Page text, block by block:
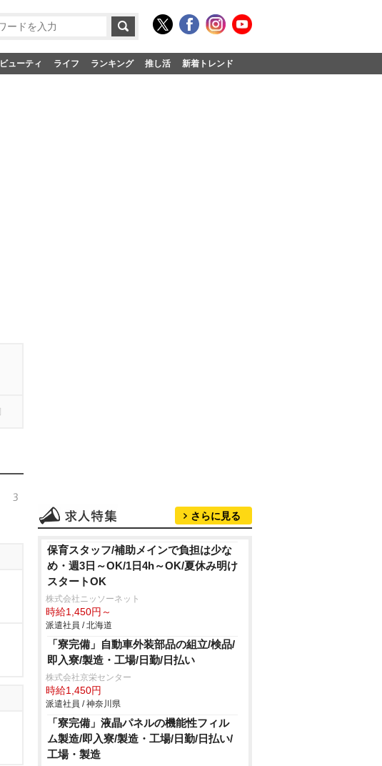
ビューティ ライフ ランキング 推し活 新着トレンド
3
さらに見る
保育スタッフ/補助メインで負担は少な
め・週3日～OK/1日4h～OK/夏休み明け
スタートOK
株式会社ニッソーネット
時給1,450円～
派遣社員 / 北海道
「寮完備」自動車外装部品の組立/検品/
即入寮/製造・工場/日勤/日払い
株式会社京栄センター
時給1,450円
派遣社員 / 神奈川県
「寮完備」液晶パネルの機能性フィル
ム製造/即入寮/製造・工場/日勤/日払い/
工場・製造